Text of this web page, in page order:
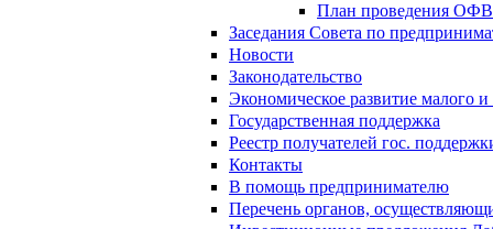
План проведения
Заседания Совета по
Новости
Законодательство
Экономическое развитие малого и
Государственная поддержка
Реестр получателей гос.
Контакты
В помощь предпринимателю
Перечень органов,